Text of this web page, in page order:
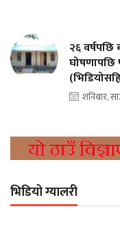
२६
घोषणापछि
शनिबार,
भिडियो ग्यालरी